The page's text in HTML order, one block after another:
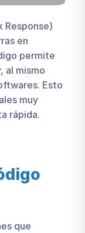
Response)
en
permite
al mismo
Esto
muy
rápida.
que